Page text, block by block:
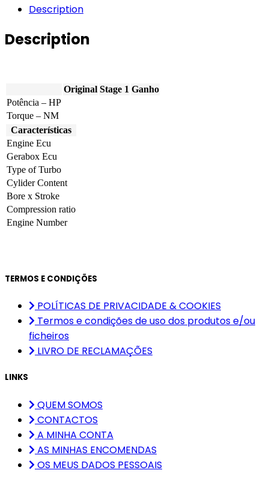
354hp
quantity
Description
Description
Original Stage 1 Ganho
Potência – HP
Torque – NM
Características
Engine Ecu
Gerabox Ecu
Type of Turbo
Cylider Content
Bore x Stroke
Compression ratio
Engine Number
TERMOS E CONDIÇÕES
POLÍTICAS DE PRIVACIDADE & COOKIES
Termos e condições de uso dos produtos e/ou
ficheiros
LIVRO DE RECLAMAÇÕES
LINKS
QUEM SOMOS
CONTACTOS
A MINHA CONTA
AS MINHAS ENCOMENDAS
OS MEUS DADOS PESSOAIS